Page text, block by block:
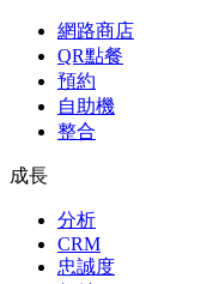
網路商店
QR點餐
預約
自助機
整合
成長
分析
CRM
忠誠度